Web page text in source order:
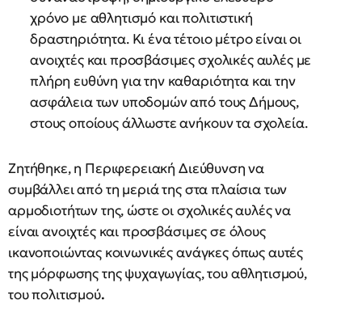
χρόνο με αθλητισμό και πολιτιστική
δραστηριότητα. Κι ένα τέτοιο μέτρο είναι οι
ανοιχτές και προσβάσιμες σχολικές αυλές με
πλήρη ευθύνη για την καθαριότητα και την
ασφάλεια των υποδομών από τους Δήμους,
στους οποίους άλλωστε ανήκουν τα σχολεία.
Ζητήθηκε, η Περιφερειακή Διεύθυνση να
συμβάλλει από τη μεριά της στα πλαίσια των
αρμοδιοτήτων της, ώστε οι σχολικές αυλές να
είναι ανοιχτές και προσβάσιμες σε όλους
ικανοποιώντας κοινωνικές ανάγκες όπως αυτές
της μόρφωσης της ψυχαγωγίας, του αθλητισμού,
του πολιτισμού.